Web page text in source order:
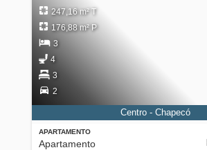
APARTAMENTO
Apartamento
247,16 m² T
176,88 m² P
3
4
3
2
Centro - Chapecó